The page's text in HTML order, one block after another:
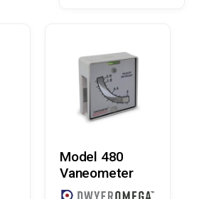
Læs Mere
Model 480
Vaneometer